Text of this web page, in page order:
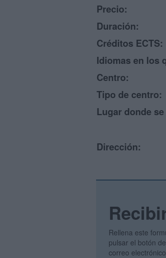
Precio:
Duración:
Créditos ECTS:
Idiomas en los
Centro:
Tipo de centro:
Lugar donde
Dirección:
Rellena este
pulsar el botón
correo